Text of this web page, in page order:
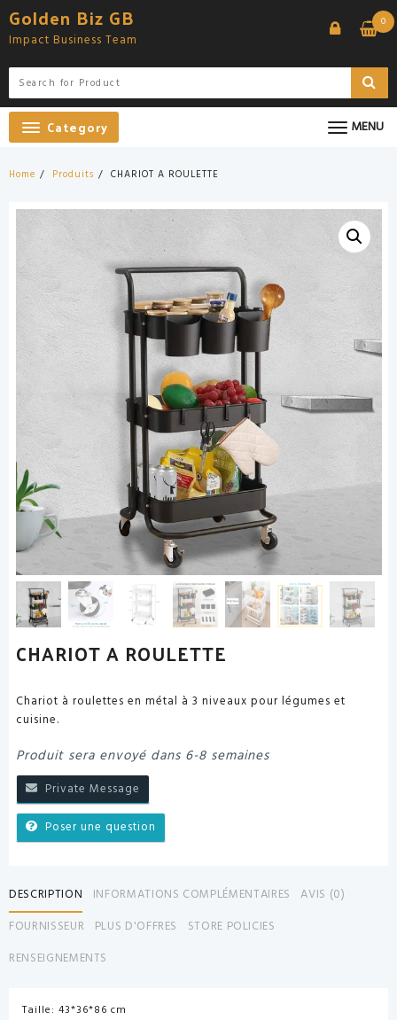
Skip
to
content
Golden Biz GB
Impact Business Team
0
Category MENU
Home Produits CHARIOT A ROULETTE
CHARIOT A ROULETTE
Chariot à roulettes en métal à 3 niveaux pour légumes et
cuisine.
Produit sera envoyé dans 6-8 semaines
Private Message
Poser une question
DESCRIPTION INFORMATIONS COMPLÉMENTAIRES
AVIS (0)
FOURNISSEUR
PLUS D'OFFRES
STORE POLICIES
RENSEIGNEMENTS
Taille: 43*36*86 cm